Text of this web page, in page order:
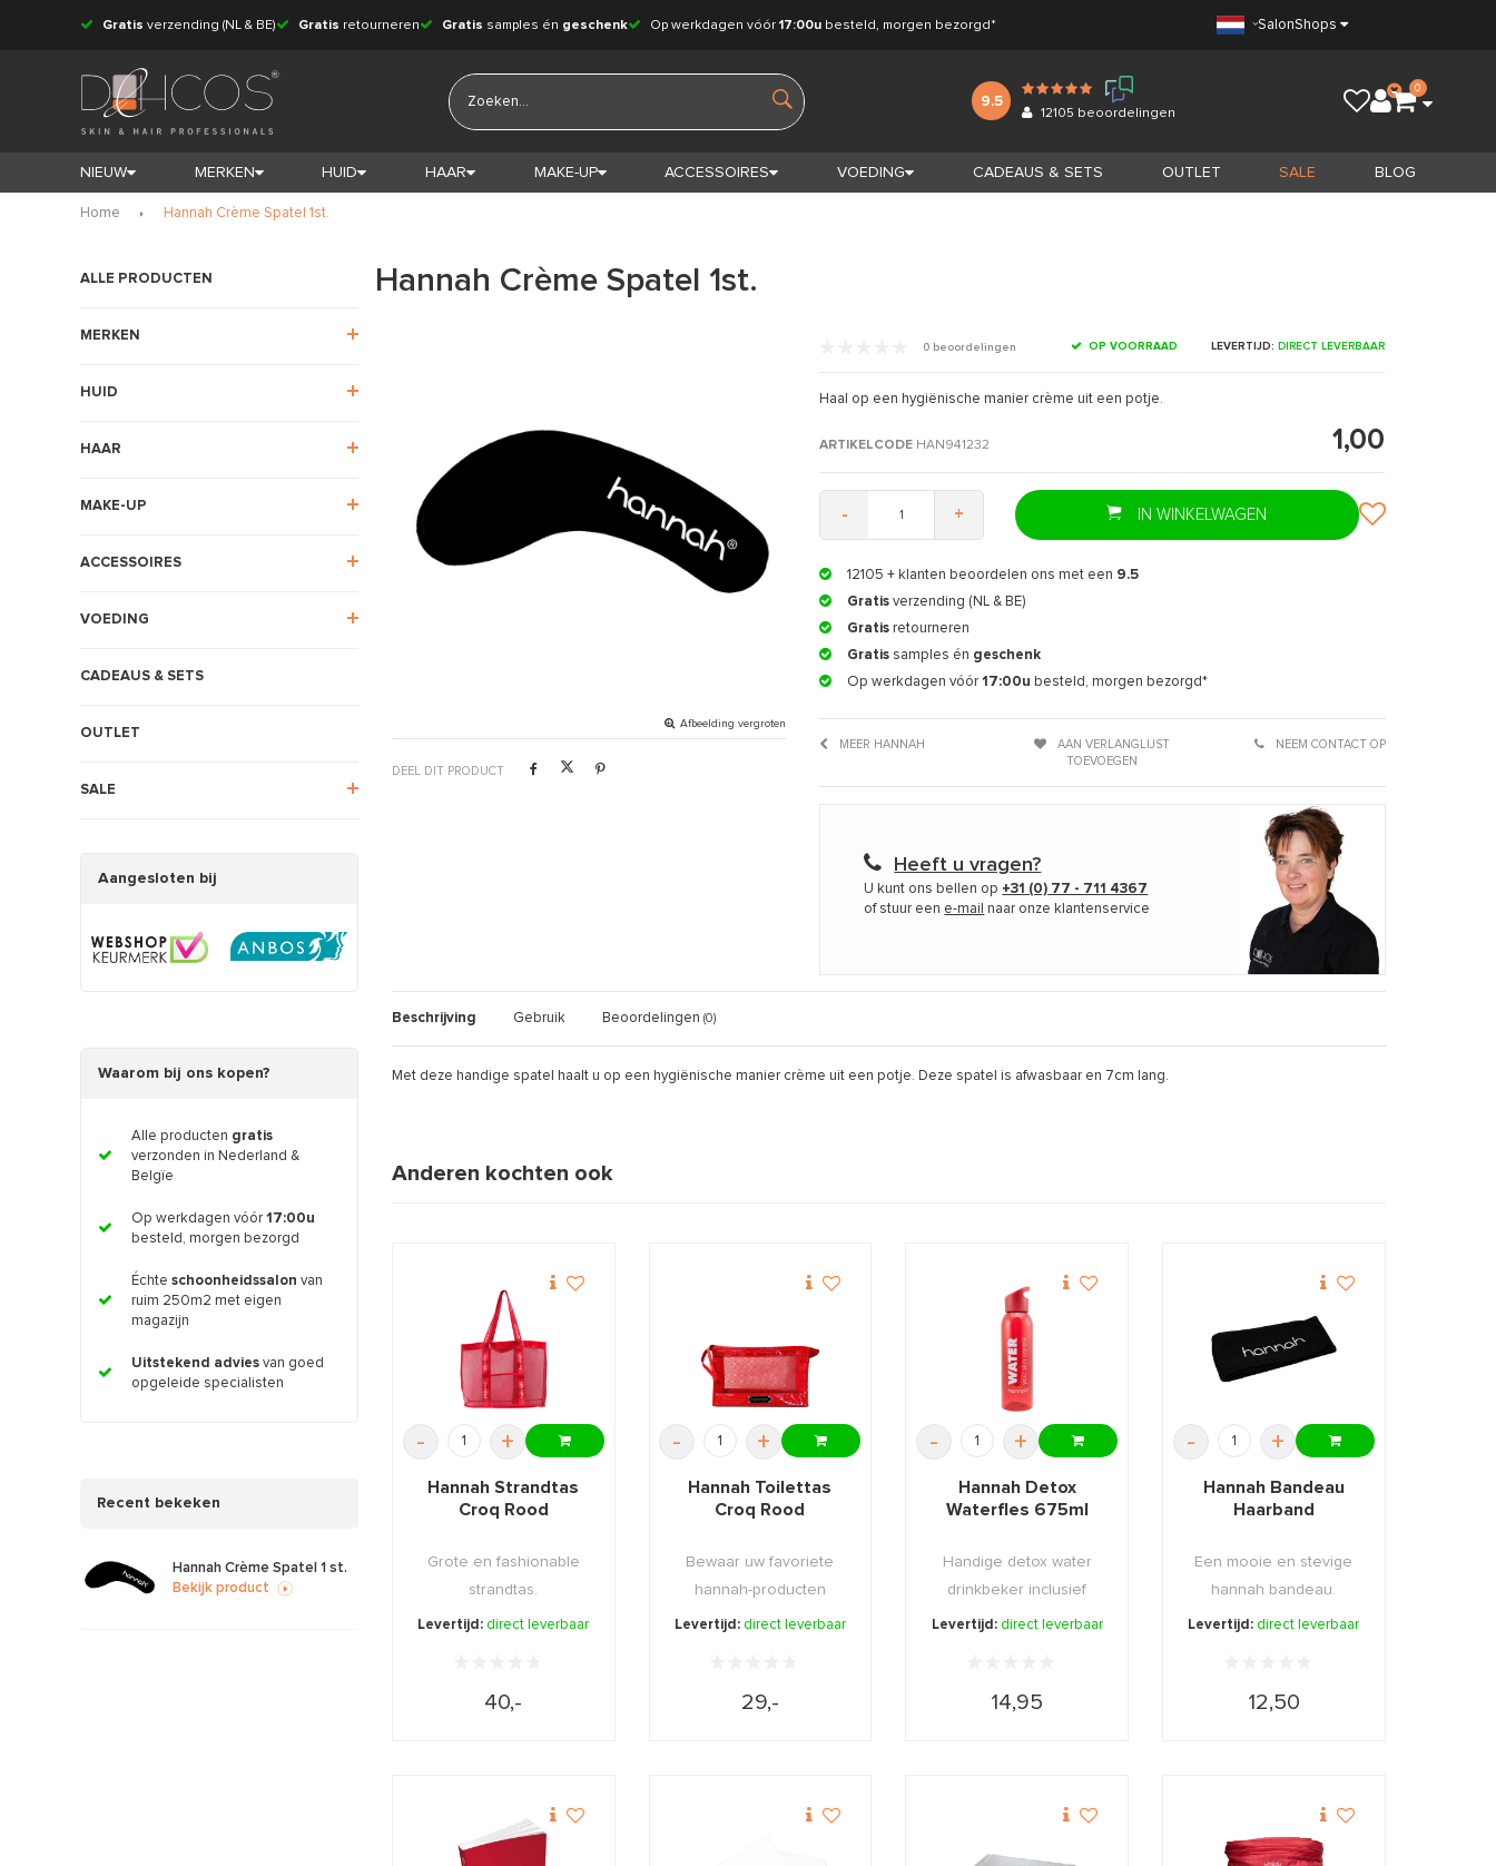
Gratis verzending (NL & BE) Gratis retourneren Gratis samples én geschenk Op werkdagen vóór 17:00u besteld, morgen bezorgd* SalonShops
9.5
12105 beoordelingen
0
NIEUW MERKEN HUID HAAR MAKE-UP ACCESSOIRES VOEDING CADEAUS & SETS OUTLET SALE BLOG
Home Hannah Crème Spatel 1st.
ALLE PRODUCTEN
MERKEN
HUID
HAAR
MAKE-UP
ACCESSOIRES
VOEDING
CADEAUS & SETS
OUTLET
SALE
Aangesloten bij
Waarom bij ons kopen?
Alle producten gratis
verzonden in Nederland &
Belgïe
Op werkdagen vóór 17:00u
besteld, morgen bezorgd
Échte schoonheidssalon van
ruim 250m2 met eigen
magazijn
Uitstekend advies van goed
opgeleide specialisten
Recent bekeken
Hannah Crème Spatel 1 st.
Bekijk product
Hannah Crème Spatel 1st.
Afbeelding vergroten
DEEL DIT PRODUCT
0 beoordelingen OP VOORRAAD LEVERTIJD: DIRECT LEVERBAAR
Haal op een hygiënische manier crème uit een potje.
ARTIKELCODE HAN941232 1,00
- + IN WINKELWAGEN
12105 + klanten beoordelen ons met een 9.5
Gratis verzending (NL & BE)
Gratis retourneren
Gratis samples én geschenk
Op werkdagen vóór17:00u besteld, morgen bezorgd*
MEER HANNAH
AAN VERLANGLIJST
TOEVOEGEN
NEEM CONTACT OP
Heeft u vragen?
U kunt ons bellen op +31 (0) 77 - 711 4367
of stuur een e-mail naar onze klantenservice
Beschrijving Gebruik Beoordelingen (0)
Met deze handige spatel haalt u op een hygiënische manier crème uit een potje. Deze spatel is afwasbaar en 7cm lang.
Anderen kochten ook
- +
Hannah Strandtas
Croq Rood
Grote en fashionable
strandtas.
Levertijd: direct leverbaar
40,-
- +
Hannah Toilettas
Croq Rood
Bewaar uw favoriete
hannah-producten
stijlvol en overzichtel ...
Levertijd: direct leverbaar
29,-
- +
Hannah Detox
Waterfles 675ml
Handige detox water
drinkbeker inclusief
goed afsluitbare do ...
Levertijd: direct leverbaar
14,95
- +
Hannah Bandeau
Haarband
Een mooie en stevige
hannah bandeau.
Levertijd: direct leverbaar
12,50